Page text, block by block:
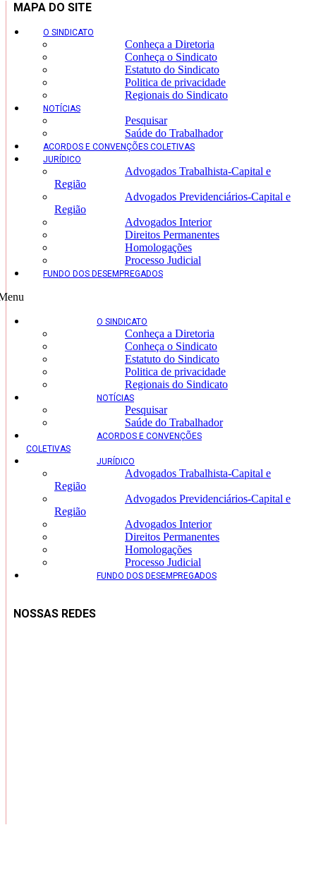
MAPA DO SITE
O SINDICATO
Conheça a Diretoria
Conheça o Sindicato
Estatuto do Sindicato
Politica de privacidade
Regionais do Sindicato
NOTÍCIAS
Pesquisar
Saúde do Trabalhador
ACORDOS E CONVENÇÕES COLETIVAS
JURÍDICO
Advogados Trabalhista-Capital e
Região
Advogados Previdenciários-Capital e
Região
Advogados Interior
Direitos Permanentes
Homologações
Processo Judicial
FUNDO DOS DESEMPREGADOS
O SINDICATO
Conheça a Diretoria
Conheça o Sindicato
Estatuto do Sindicato
Politica de privacidade
Regionais do Sindicato
NOTÍCIAS
Pesquisar
Saúde do Trabalhador
ACORDOS E CONVENÇÕES
COLETIVAS
JURÍDICO
Advogados Trabalhista-Capital e
Região
Advogados Previdenciários-Capital e
Região
Advogados Interior
Direitos Permanentes
Homologações
Processo Judicial
FUNDO DOS DESEMPREGADOS
NOSSAS REDES